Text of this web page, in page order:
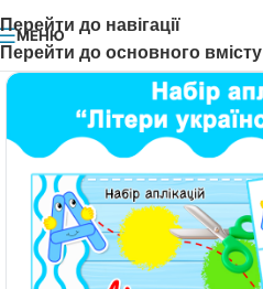
Перейти до навігації
Перейти до основного вмісту
МЕНЮ